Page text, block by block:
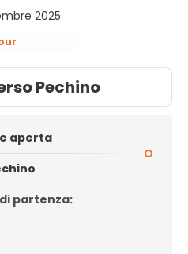
2025
Pechino
aperta
partenza: